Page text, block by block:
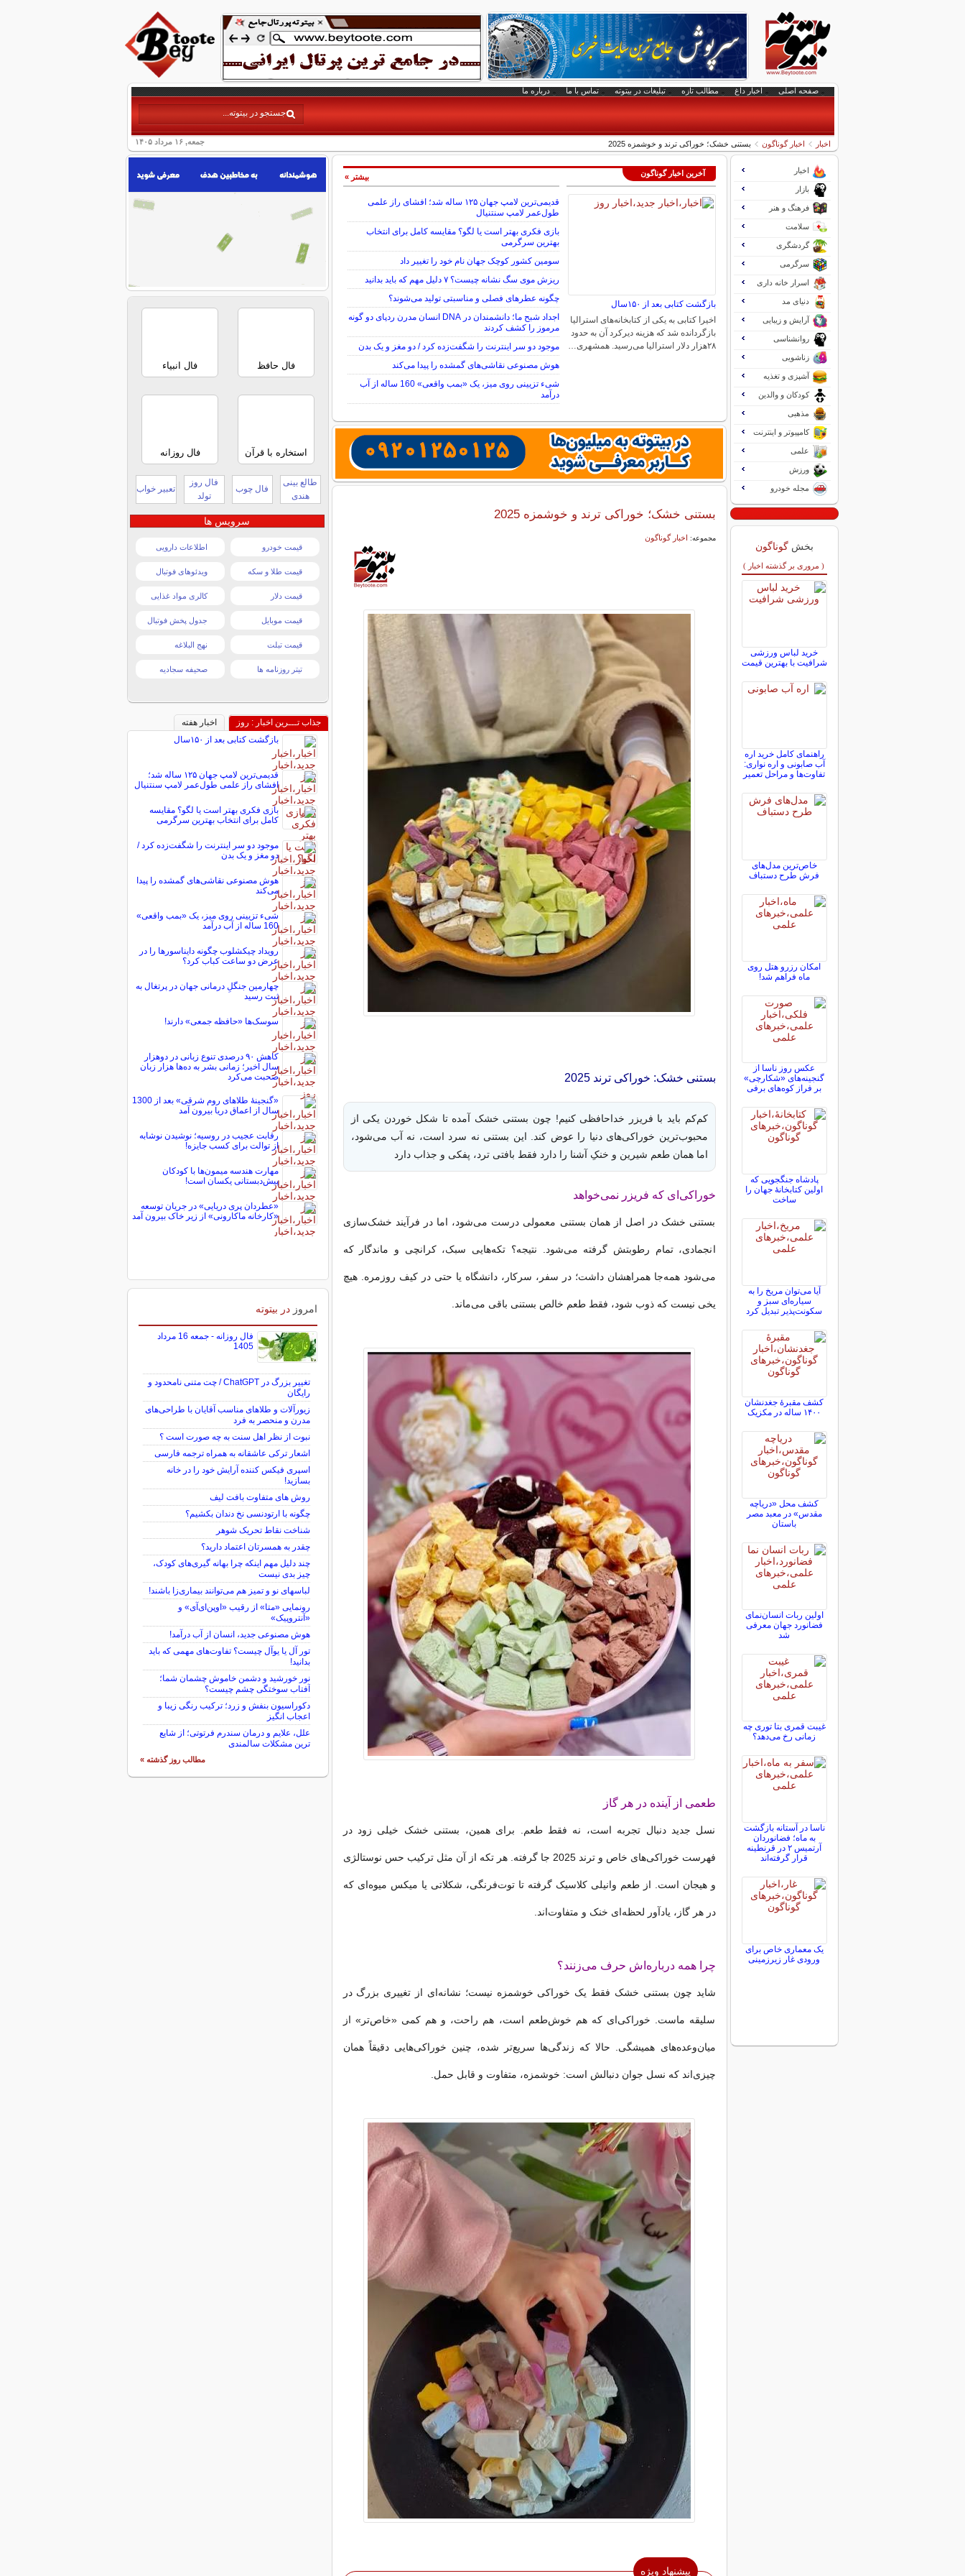
صفحه اصلی اخبار داغ مطالب تازه تبلیغات در بیتوته تماس با ما درباره ما
جمعه, ۱۶ مرداد ۱۴۰۵ اخبار اخبار گوناگون بستنی خشک؛ خوراکی‌ ترند و خوشمزه 2025
آخرین اخبار گوناگون
بازگشت کتابی بعد از ۱۵۰سال
اخیرا کتابی به یکی از کتابخانه‌های استرالیا
بازگردانده شد که هزینه دیرکرد آن به حدود
۲۸هزار دلار استرالیا می‌رسید. همشهری…
قدیمی‌ترین لامپ جهان ۱۲۵ ساله شد؛ افشای راز علمی
طول‌عمر لامپ سنتنیال
بازی فکری بهتر است یا لگو؟ مقایسه کامل برای انتخاب
بهترین سرگرمی
سومین کشور کوچک جهان نام خود را تغییر داد
ریزش موی سگ نشانه چیست؟ ۷ دلیل مهم که باید بدانید
چگونه عطرهای فصلی و مناسبتی تولید می‌شوند؟
اجداد شبح ما؛ دانشمندان در DNA انسان مدرن ردپای دو گونه
مرموز را کشف کردند
موجود دو سر اینترنت را شگفت‌زده کرد / دو مغز و یک بدن
هوش مصنوعی نقاشی‌های گمشده را پیدا می‌کند
شیء تزیینی روی میز، یک «بمب واقعی» 160 ساله از آب
درآمد
بیشتر »
بستنی خشک؛ خوراکی‌ ترند و خوشمزه 2025
مجموعه: اخبار گوناگون
بستنی خشک: خوراکی ترند 2025
کم‌کم باید با فریزر خداحافظی کنیم! چون بستنی خشک آمده تا شکل خوردن یکی از
محبوب‌ترین خوراکی‌های دنیا را عوض کند. این بستنی نه سرد است، نه آب می‌شود،
اما همان طعم شیرین و خنکِ آشنا را دارد فقط بافتی ترد، پفکی و جذاب دارد
خوراکی‌ای که فریزر نمی‌خواهد
بستنی خشک در اصل از همان بستنی معمولی درست می‌شود، اما در فرآیند خشک‌سازی
انجمادی، تمام رطوبتش گرفته می‌شود. نتیجه؟ تکه‌هایی سبک، کرانچی و ماندگار که
می‌شود همه‌جا همراهشان داشت؛ در سفر، سرکار، دانشگاه یا حتی در کیف روزمره. هیچ
یخی نیست که ذوب شود، فقط طعم خالص بستنی باقی می‌ماند.
طعمی از آینده در هر گاز
نسل جدید دنبال تجربه است، نه فقط طعم. برای همین، بستنی خشک خیلی زود در
فهرست خوراکی‌های خاص و ترند 2025 جا گرفته. هر تکه از آن مثل ترکیب حس نوستالژی
و هیجان است. از طعم وانیلی کلاسیک گرفته تا توت‌فرنگی، شکلاتی یا میکس میوه‌ای که
در هر گاز، یادآور لحظه‌ای خنک و متفاوت‌اند.
چرا همه درباره‌اش حرف می‌زنند؟
شاید چون بستنی خشک فقط یک خوراکی خوشمزه نیست؛ نشانه‌ای از تغییری بزرگ در
سلیقه ماست. خوراکی‌ای که هم خوش‌طعم است، هم راحت، و هم کمی «خاص‌تر» از
میان‌وعده‌های همیشگی. حالا که زندگی‌ها سریع‌تر شده، چنین خوراکی‌هایی دقیقاً همان
چیزی‌اند که نسل جوان دنبالش است: خوشمزه، متفاوت و قابل حمل.
پیشنهاد ویژه
اخبار
بازار
فرهنگ و هنر
سلامت
گردشگری
سرگرمی
اسرار خانه داری
دنیای مد
آرایش و زیبایی
روانشناسی
زناشویی
آشپزی و تغذیه
کودکان و والدین
مذهبی
کامپیوتر و اینترنت
علمی
ورزش
مجله خودرو
بخش گوناگون
( مروری بر گذشته اخبار )
خرید لباس ورزشی
شرافیت با بهترین قیمت
راهنمای کامل خرید اره
آب صابونی و اره نواری:
تفاوت‌ها و مراحل تعمیر
خاص‌ترین مدل‌های
فرش طرح دستباف
امکان رزرو هتل روی
ماه فراهم شد!
عکس روز ناسا از
گنجینه‌های «شکارچی»
بر فراز کوه‌های برفی
پادشاه جنگجویی که
اولین کتابخانۀ جهان را
ساخت
آیا می‌توان مریخ را به
سیاره‌ای سبز و
سکونت‌پذیر تبدیل کرد
کشف مقبرۀ جغدنشان
۱۴۰۰ ساله در مکزیک
کشف محل «دریاچه
مقدس» در معبد مصر
باستان
اولین ربات انسان‌نمای
فضانورد جهان معرفی
شد
غیبت قمری بتا توری چه
زمانی رخ می‌دهد؟
ناسا در آستانه بازگشت
به ماه؛ فضانوردان
آرتمیس ۲ در قرنطینه
قرار گرفته‌اند
یک معماری خاص برای
ورودی غار زیرزمینی
فال حافظ فال انبیاء
استخاره با قرآن فال روزانه
طالع بینی
هندی
فال چوب
فال روز
تولد
تعبیر خواب
سرویس ها
قیمت خودرو اطلاعات دارویی
قیمت طلا و سکه ویدئوهای فوتبال
قیمت دلار کالری مواد غذایی
قیمت موبایل جدول پخش فوتبال
قیمت تبلت نهج البلاغه
تیتر روزنامه ها صحیفه سجادیه
جذاب تـــرین اخبار : روز
اخبار هفته
بازگشت کتابی بعد از ۱۵۰سال
قدیمی‌ترین لامپ جهان ۱۲۵ ساله شد؛
افشای راز علمی طول‌عمر لامپ سنتنیال
بازی فکری بهتر است یا لگو؟ مقایسه
کامل برای انتخاب بهترین سرگرمی
موجود دو سر اینترنت را شگفت‌زده کرد /
دو مغز و یک بدن
هوش مصنوعی نقاشی‌های گمشده را پیدا
می‌کند
شیء تزیینی روی میز، یک «بمب واقعی»
160 ساله از آب درآمد
رویداد چیکشلوب چگونه دایناسورها را در
عرض دو ساعت کباب کرد؟
چهارمین جنگلِ درمانی جهان در پرتغال به
ثبت رسید
سوسک‌ها «حافظه جمعی» دارند!
کاهش ۹۰ درصدی تنوع زبانی در دوهزار
سال اخیر؛ زمانی بشر به ده‌ها هزار زبان
صحبت می‌کرد
«گنجینۀ طلاهای روم شرقی» بعد از 1300
سال از اعماق دریا بیرون آمد
رقابت عجیب در روسیه؛ نوشیدن نوشابه
از توالت برای کسب جایزه!
مهارت هندسه میمون‌ها با کودکان
پیش‌دبستانی یکسان است!
«عطردان پری دریایی» در جریان توسعه
«کارخانه ماکارونی» از زیر خاک بیرون آمد
امروز در بیتوته
فال روزانه - جمعه 16 مرداد
1405
تغییر بزرگ در ChatGPT / چت متنی نامحدود و
رایگان
زیورآلات و طلاهای مناسب آقایان با طراحی‌های
مدرن و منحصر به فرد
نبوت از نظر اهل سنت به چه صورت است ؟
اشعار ترکی عاشقانه به همراه ترجمه فارسی
اسپری فیکس کننده آرایش خود را در خانه
بسازید!
روش های متفاوت بافت لیف
چگونه با ارتودنسی نخ دندان بکشیم؟
شناخت نقاط تحریک شوهر
چقدر به همسرتان اعتماد دارید؟
چند دلیل مهم اینکه چرا بهانه گیری‌های کودک،
چیز بدی نیست
لباس‎های نو و تمیز هم می‌توانند بیماری‌زا باشند!
رونمایی «متا» از رقیب «اوپن‌ای‌آی» و
«آنتروپیک»
هوش مصنوعی جدید، انسان از آب درآمد!
تور آل یا یوآل چیست؟ تفاوت‌های مهمی که باید
بدانید!
نور خورشید و دشمن خاموش چشمان شما؛
آفتاب سوختگی چشم چیست؟
دکوراسیون بنفش و زرد؛ ترکیب رنگی زیبا و
اعجاب انگیز
علل، علایم و درمان سندرم فرتوتی؛ از شایع
ترین مشکلات سالمندی
مطالب روز گذشته »